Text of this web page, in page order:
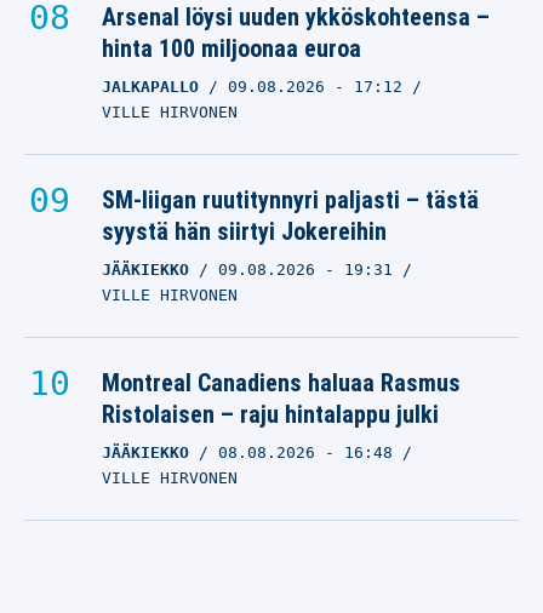
Arsenal löysi uuden ykköskohteensa –
hinta 100 miljoonaa euroa
JALKAPALLO 09.08.2026 - 17:12
VILLE HIRVONEN
SM-liigan ruutitynnyri paljasti – tästä
syystä hän siirtyi Jokereihin
JÄÄKIEKKO 09.08.2026 - 19:31
VILLE HIRVONEN
Montreal Canadiens haluaa Rasmus
Ristolaisen – raju hintalappu julki
JÄÄKIEKKO 08.08.2026 - 16:48
VILLE HIRVONEN